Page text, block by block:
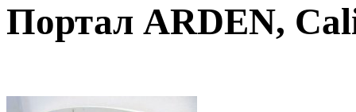
Портал ARDEN,